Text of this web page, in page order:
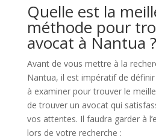
Quelle est la
méthode pour
avocat à Nantua ?
Avant de vous mettre à la
Nantua, il est impératif de
à examiner pour trouver le
de trouver un avocat qui
vos attentes. Il faudra garder à
lors de votre recherche :